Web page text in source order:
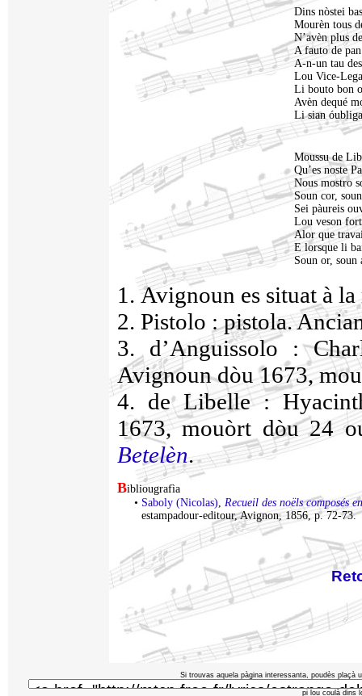
Dins nòstei
Mourèn tous
N’avèn plus
A fauto de
A-n-un tau
Lou Vice-
Li bouto bon
Avèn dequé
Li sian
Moussu de
Qu’es noste
Nous mostro
Soun cor,
Sei pàureis
Lou veson
Alor que
E lorsque li
Soun or, soun
1. Avignoun es situat à
2. Pistolo : pistola.
3. d’Anguissolo :
Avignoun dòu 1673,
4. de Libelle :
1673, mouòrt dòu 24
Betelèn.
Bibliougrafìa
• Saboly (Nicolas)
Recueil des noëls composés
estampadour-editour, Avignon, 1856, p. 72-73.
Si trouvas aquela pàgina interessanta, poudès plaçà
pi lou coulà dins